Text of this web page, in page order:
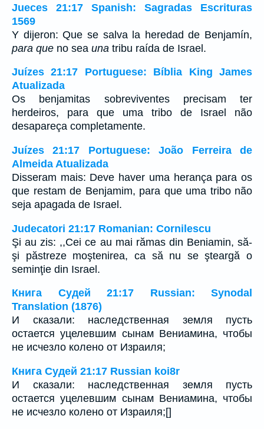
Jueces 21:17 Spanish: Sagradas Escrituras
1569
Y dijeron: Que se salva la heredad de Benjamín,
para que no sea una tribu raída de Israel.
Juízes 21:17 Portuguese: Bíblia King James
Atualizada
Os benjamitas sobreviventes precisam ter
herdeiros, para que uma tribo de Israel não
desapareça completamente.
Juízes 21:17 Portuguese: João Ferreira de
Almeida Atualizada
Disseram mais: Deve haver uma herança para os
que restam de Benjamim, para que uma tribo não
seja apagada de Israel.
Judecatori 21:17 Romanian: Cornilescu
Şi au zis: ,,Cei ce au mai rămas din Beniamin, să-
şi păstreze moştenirea, ca să nu se şteargă o
seminţie din Israel.
Книга Судей 21:17 Russian: Synodal
Translation (1876)
И сказали: наследственная земля пусть
остается уцелевшим сынам Вениамина, чтобы
не исчезло колено от Израиля;
Книга Судей 21:17 Russian koi8r
И сказали: наследственная земля пусть
остается уцелевшим сынам Вениамина, чтобы
не исчезло колено от Израиля;[]